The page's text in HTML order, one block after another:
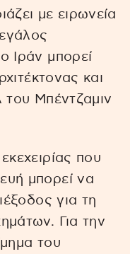
με ειρωνεία
Ιράν μπορεί
και
του Μπέντζαμιν
που
μπορεί να
για τη
Για την
του